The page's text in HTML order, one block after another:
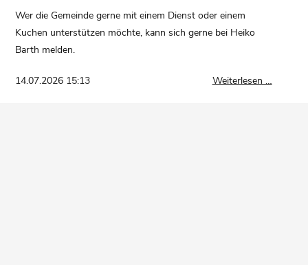
Wer die Gemeinde gerne mit einem Dienst oder einem
Kuchen unterstützen möchte, kann sich gerne bei Heiko
Barth melden.
14.07.2026 15:13 Weiterlesen …